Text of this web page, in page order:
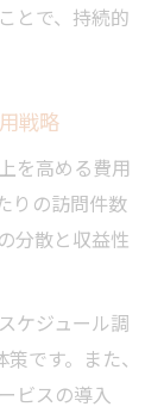
とで、持続的
戦略
を高める費用
りの訪問件数
分散と収益性
ケジュール調
です。また、
ビスの導入